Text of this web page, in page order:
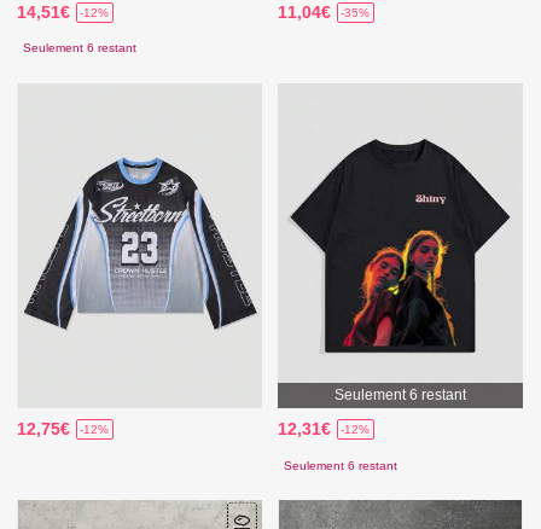
14,51€ -12%
Seulement 6 restant
11,04€ -35%
12,75€ -12%
Seulement 6 restant
12,31€ -12%
Seulement 6 restant